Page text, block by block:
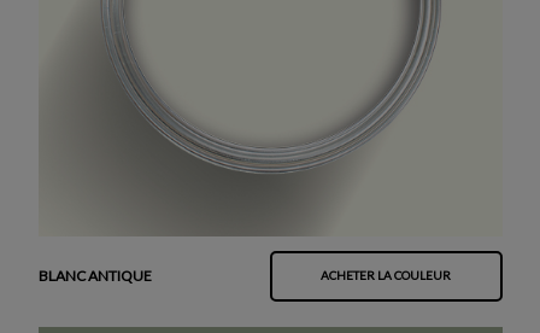
BLANC ANTIQUE ACHETER LA COULEUR